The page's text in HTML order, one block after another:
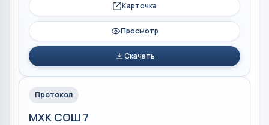
Карточка
Просмотр
Скачать
Протокол
МХК СОШ 7